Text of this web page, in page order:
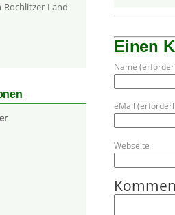
Einen
Name
eMail
Webseite
Rochlitzer-Land